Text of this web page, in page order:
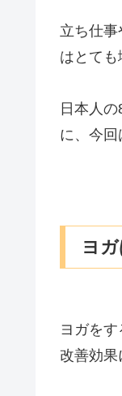
立ち仕
はとても
日本人
に、今回
ヨ
ヨガを
改善効果